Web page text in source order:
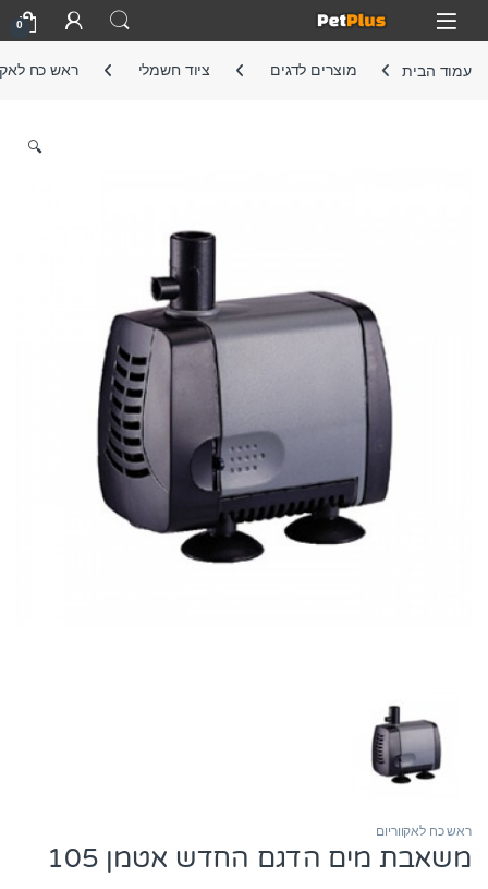
Skip to navigation
Skip to content
Open
0
עמוד הבית מוצרים לדגים ציוד חשמלי ראש כח
🔍
ראש כח לאקווריום
משאבת מים הדגם החדש אטמן 105